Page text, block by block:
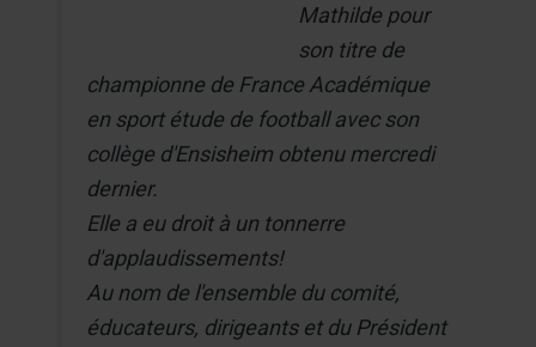
Mathilde pour
son titre de
championne de France Académique
en sport étude de football avec son
collège d'Ensisheim obtenu mercredi
dernier.
Elle a eu droit à un tonnerre
d'applaudissements!
Au nom de l'ensemble du comité,
éducateurs, dirigeants et du Président